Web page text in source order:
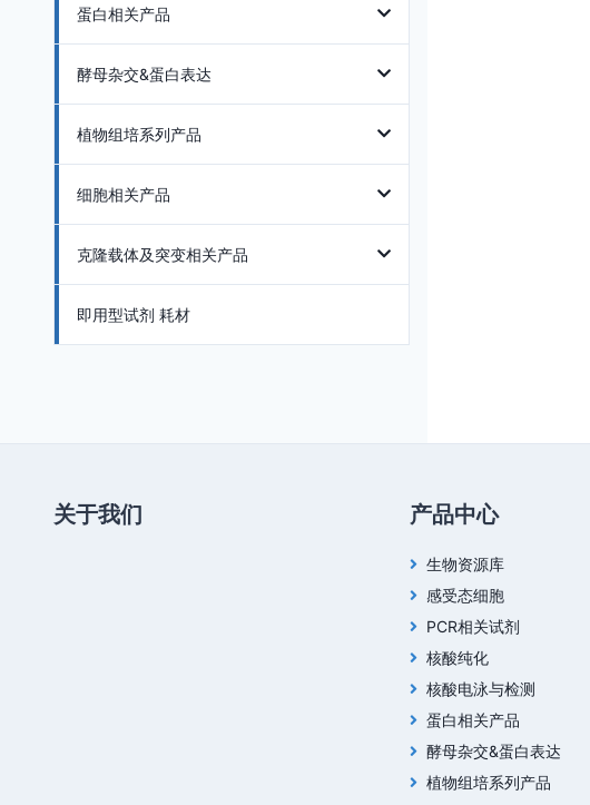
蛋白相关产品
酵母杂交&蛋白表达
植物组培系列产品
细胞相关产品
克隆载体及突变相关产品
即用型试剂 耗材
关于我们 产品中心
生物资源库
感受态细胞
PCR相关试剂
核酸纯化
核酸电泳与检测
蛋白相关产品
酵母杂交&蛋白表达
植物组培系列产品